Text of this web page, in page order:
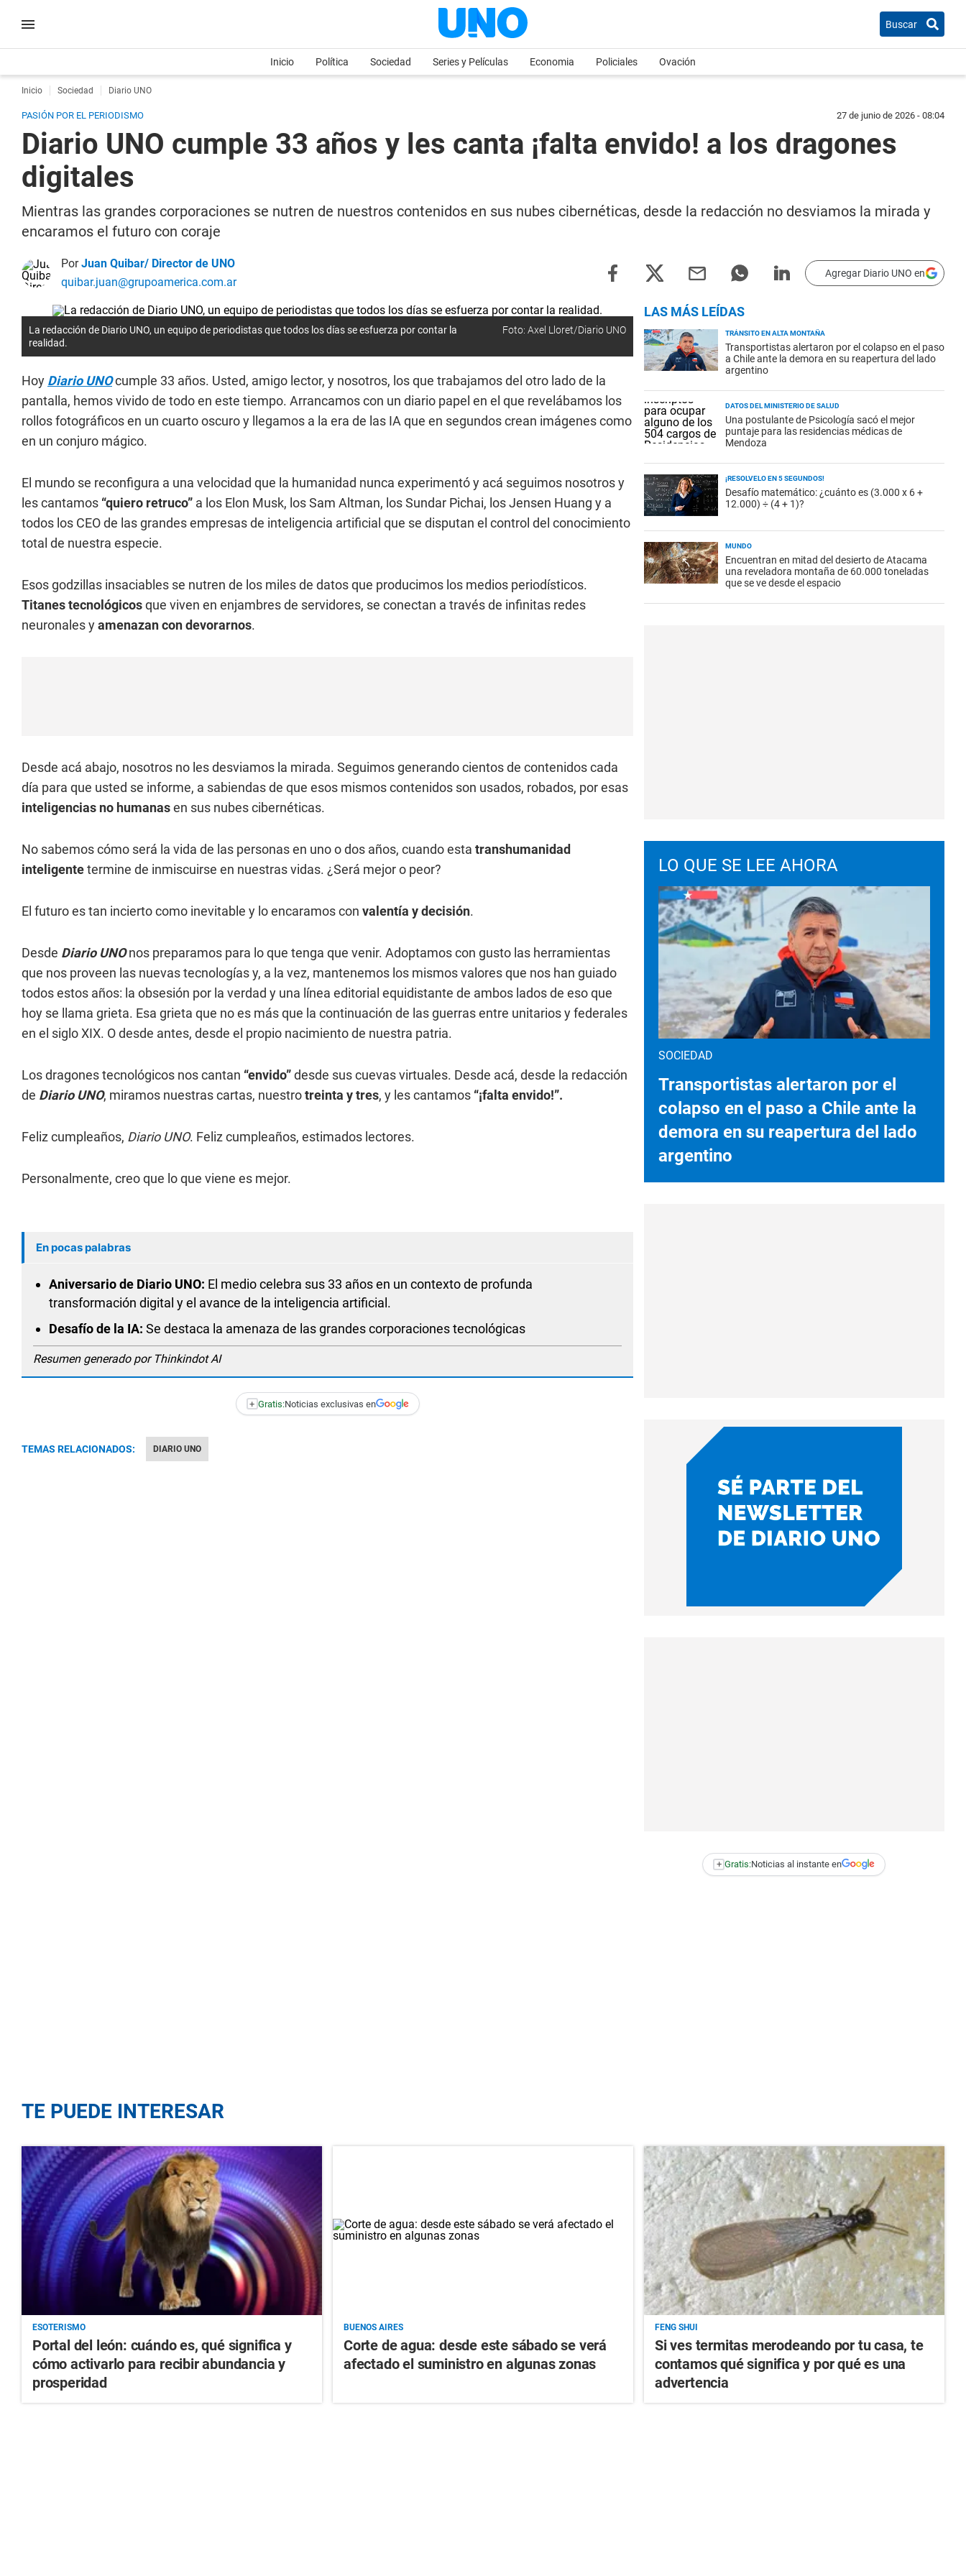
Buscar
Inicio Política Sociedad Series y Películas Economia Policiales Ovación
Inicio Sociedad Diario UNO
PASIÓN POR EL PERIODISMO 27 de junio de 2026 - 08:04
Diario UNO cumple 33 años y les canta ¡falta envido! a los dragones
digitales
Mientras las grandes corporaciones se nutren de nuestros contenidos en sus nubes cibernéticas, desde la redacción no desviamos la mirada y
encaramos el futuro con coraje
PorJuan Quibar/ Director de UNO
quibar.juan@grupoamerica.com.ar
Agregar Diario UNO en
La redacción de Diario UNO, un equipo de periodistas que todos los días se esfuerza por contar la
realidad.
Foto: Axel Lloret/Diario UNO
Hoy Diario UNOcumple 33 años. Usted, amigo lector, y nosotros, los que trabajamos del otro lado de la
pantalla, hemos vivido de todo en este tiempo. Arrancamos con un diario papel en el que revelábamos los
rollos fotográficos en un cuarto oscuro y llegamos a la era de las IA que en segundos crean imágenes como
en un conjuro mágico.
El mundo se reconfigura a una velocidad que la humanidad nunca experimentó y acá seguimos nosotros y
les cantamos “quiero retruco” a los Elon Musk, los Sam Altman, los Sundar Pichai, los Jensen Huang y a
todos los CEO de las grandes empresas de inteligencia artificial que se disputan el control del conocimiento
total de nuestra especie.
Esos godzillas insaciables se nutren de los miles de datos que producimos los medios periodísticos.
Titanes tecnológicosque viven en enjambres de servidores, se conectan a través de infinitas redes
neuronales yamenazan con devorarnos.
Desde acá abajo, nosotros no les desviamos la mirada. Seguimos generando cientos de contenidos cada
día para que usted se informe, a sabiendas de que esos mismos contenidos son usados, robados, por esas
inteligencias no humanasen sus nubes cibernéticas.
No sabemos cómo será la vida de las personas en uno o dos años, cuando esta transhumanidad
inteligentetermine de inmiscuirse en nuestras vidas. ¿Será mejor o peor?
El futuro es tan incierto como inevitable y lo encaramos con valentía y decisión.
Desde Diario UNOnos preparamos para lo que tenga que venir. Adoptamos con gusto las herramientas
que nos proveen las nuevas tecnologías y, a la vez, mantenemos los mismos valores que nos han guiado
todos estos años: la obsesión por la verdad y una línea editorial equidistante de ambos lados de eso que
hoy se llama grieta. Esa grieta que no es más que la continuación de las guerras entre unitarios y federales
en el siglo XIX. O desde antes, desde el propio nacimiento de nuestra patria.
Los dragones tecnológicos nos cantan “envido”desde sus cuevas virtuales. Desde acá, desde la redacción
de Diario UNO, miramos nuestras cartas, nuestrotreinta y tres, y les cantamos “¡falta envido!”.
Feliz cumpleaños, Diario UNO. Feliz cumpleaños, estimados lectores.
Personalmente, creo que lo que viene es mejor.
En pocas palabras
Aniversario de Diario UNO: El medio celebra sus 33 años en un contexto de profunda
transformación digital y el avance de la inteligencia artificial.
Desafío de la IA: Se destaca la amenaza de las grandes corporaciones tecnológicas
Resumen generado por Thinkindot AI
+ Gratis:Noticias exclusivas en
TEMAS RELACIONADOS: DIARIO UNO
LAS MÁS LEÍDAS
TRÁNSITO EN ALTA MONTAÑA
Transportistas alertaron por el colapso en el paso
a Chile ante la demora en su reapertura del lado
argentino
DATOS DEL MINISTERIO DE SALUD
Una postulante de Psicología sacó el mejor
puntaje para las residencias médicas de
Mendoza
¡RESOLVELO EN 5 SEGUNDOS!
Desafío matemático: ¿cuánto es (3.000 x 6 +
12.000) ÷ (4 + 1)?
MUNDO
Encuentran en mitad del desierto de Atacama
una reveladora montaña de 60.000 toneladas
que se ve desde el espacio
LO QUE SE LEE AHORA
SOCIEDAD
Transportistas alertaron por el
colapso en el paso a Chile ante la
demora en su reapertura del lado
argentino
+ Gratis:Noticias al instante en
TE PUEDE INTERESAR
ESOTERISMO
Portal del león: cuándo es, qué significa y
cómo activarlo para recibir abundancia y
prosperidad
BUENOS AIRES
Corte de agua: desde este sábado se verá
afectado el suministro en algunas zonas
FENG SHUI
Si ves termitas merodeando por tu casa, te
contamos qué significa y por qué es una
advertencia